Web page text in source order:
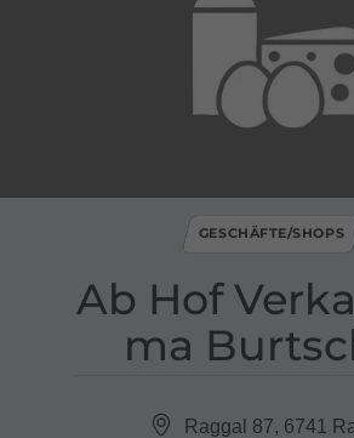
Ab Hof
ma
GESCHÄFTE/SHOPS
Raggal 87, 6741